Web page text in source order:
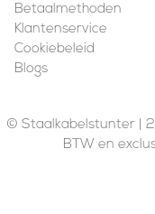
Betaalmethoden
Klantenservice
Cookiebeleid
Blogs
© Staalkabelstunter |
BTW en